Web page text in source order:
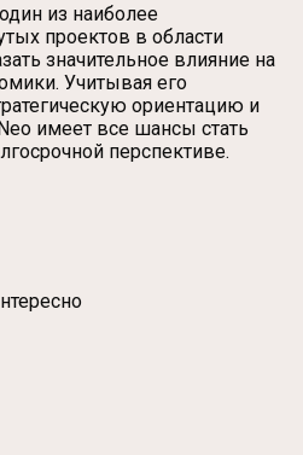
из наиболее
проектов в области
значительное влияние на
Учитывая его
ориентацию и
имеет все шансы стать
перспективе.